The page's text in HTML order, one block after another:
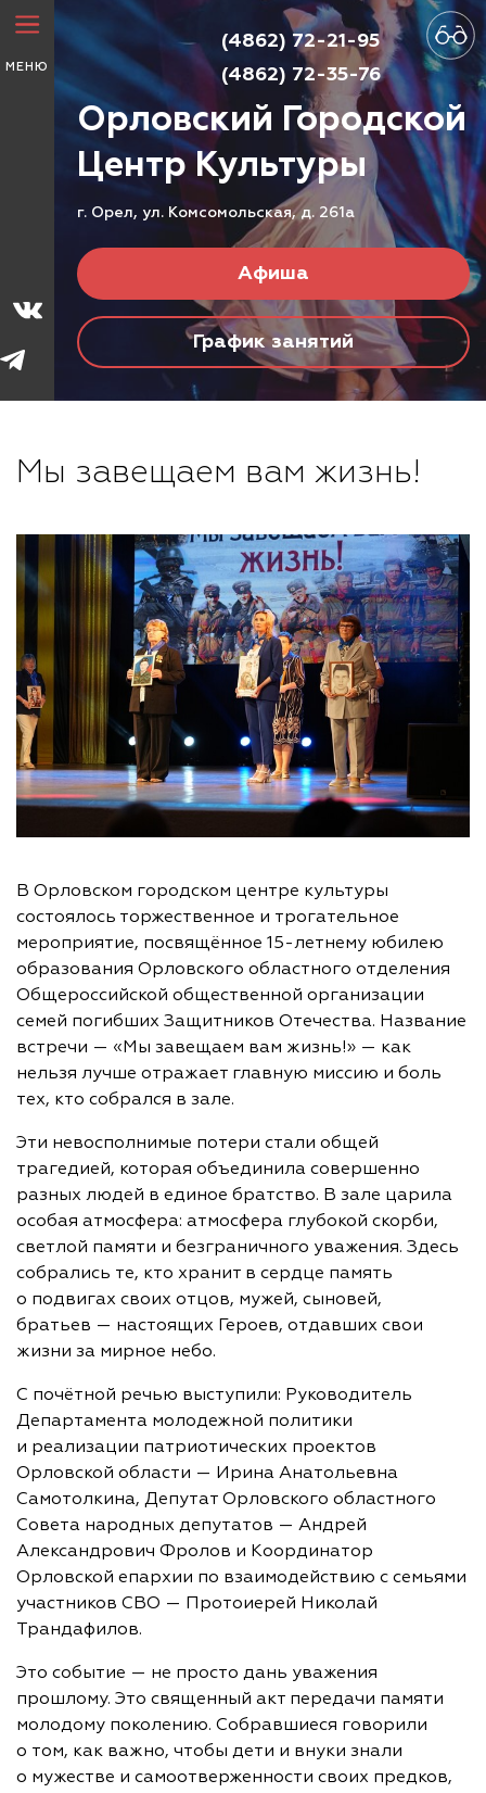
МЕНЮ
Орловский Городской
ЦентрКультуры
г. Орел, ул. Комсомольская, д. 261а
Афиша
График занятий
(4862) 72-21-95
(4862) 72-35-76
Мы завещаем вам жизнь!
В Орловском городском центре культуры
состоялось торжественное и трогательное
мероприятие, посвящённое 15-летнему юбилею
образования Орловского областного отделения
Общероссийской общественной организации
семей погибших Защитников Отечества. Название
встречи — «Мы завещаем вам жизнь!» — как
нельзя лучше отражает главную миссию и боль
тех, кто собрался в зале.
Эти невосполнимые потери стали общей
трагедией, которая объединила совершенно
разных людей в единое братство. В зале царила
особая атмосфера: атмосфера глубокой скорби,
светлой памяти и безграничного уважения. Здесь
собрались те, кто хранит в сердце память
о подвигах своих отцов, мужей, сыновей,
братьев — настоящих Героев, отдавших свои
жизни за мирное небо.
С почётной речью выступили: Руководитель
Департамента молодежной политики
и реализации патриотических проектов
Орловской области — Ирина Анатольевна
Самотолкина, Депутат Орловского областного
Совета народных депутатов — Андрей
Александрович Фролов и Координатор
Орловской епархии по взаимодействию с семьями
участников СВО — Протоиерей Николай
Трандафилов.
Это событие — не просто дань уважения
прошлому. Это священный акт передачи памяти
молодому поколению. Собравшиеся говорили
о том, как важно, чтобы дети и внуки знали
о мужестве и самоотверженности своих предков,